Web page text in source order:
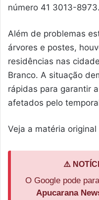
número 41 3013-8973.
Além de problemas
árvores e postes,
residências nas
Branco. A situação
rápidas para garantir
afetados pelo
Veja a matéria original
⚠️
O Google pode
Apucarana